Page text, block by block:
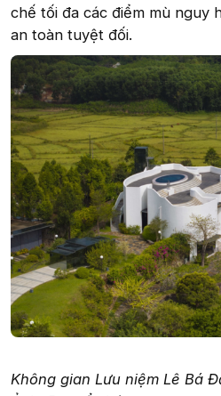
chế tối đa các điểm mù nguy
an toàn tuyệt đối.
Không gian Lưu niệm Lê Bá